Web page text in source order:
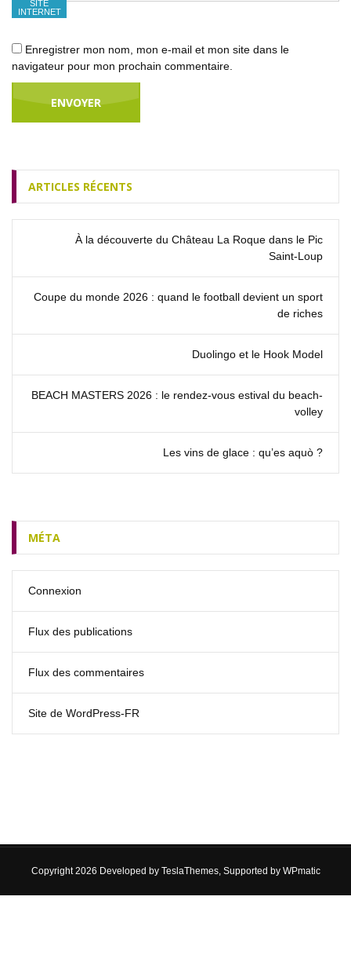
SITE
INTERNET
Enregistrer mon nom, mon e-mail et mon site dans le
navigateur pour mon prochain commentaire.
ARTICLES RÉCENTS
À la découverte du Château La Roque dans le Pic
Saint‑Loup
Coupe du monde 2026 : quand le football devient un sport
de riches
Duolingo et le Hook Model
BEACH MASTERS 2026 : le rendez‑vous estival du beach-
volley
Les vins de glace : qu’es aquò ?
MÉTA
Connexion
Flux des publications
Flux des commentaires
Site de WordPress-FR
Copyright 2026 Developed by TeslaThemes, Supported by WPmatic